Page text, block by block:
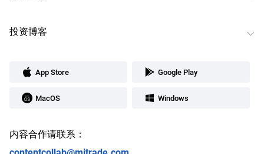
投资博客
App Store Google Play
MacOS Windows
内容合作请联系：